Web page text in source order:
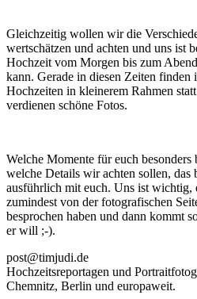
Gleichzeitig wollen wir die
wertschätzen und achten und uns ist
Hochzeit vom Morgen bis zum
kann. Gerade in diesen Zeiten finden
Hochzeiten in kleinerem Rahmen
verdienen schöne Fotos.
Welche Momente für euch besonders
welche Details wir achten sollen, das
ausführlich mit euch. Uns ist wichtig,
zumindest von der fotografischen
besprochen haben und dann kommt
er will ;-).
post@timjudi.de
Hochzeitsreportagen und
Chemnitz, Berlin und europaweit.